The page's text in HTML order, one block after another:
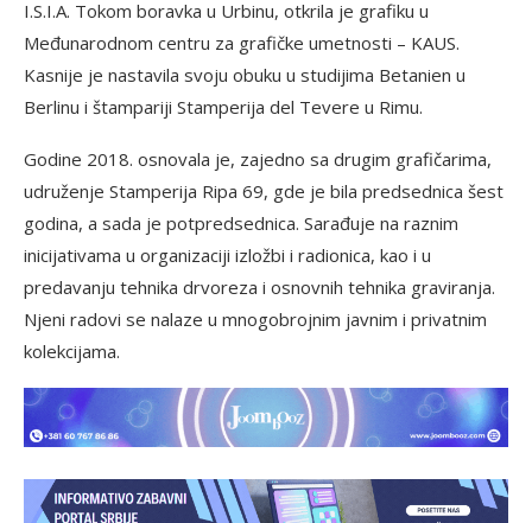
I.S.I.A. Tokom boravka u Urbinu, otkrila je grafiku u
Međunarodnom centru za grafičke umetnosti – KAUS.
Kasnije je nastavila svoju obuku u studijima Betanien u
Berlinu i štampariji Stamperija del Tevere u Rimu.
Godine 2018. osnovala je, zajedno sa drugim grafičarima,
udruženje Stamperija Ripa 69, gde je bila predsednica šest
godina, a sada je potpredsednica. Sarađuje na raznim
inicijativama u organizaciji izložbi i radionica, kao i u
predavanju tehnika drvoreza i osnovnih tehnika graviranja.
Njeni radovi se nalaze u mnogobrojnim javnim i privatnim
kolekcijama.